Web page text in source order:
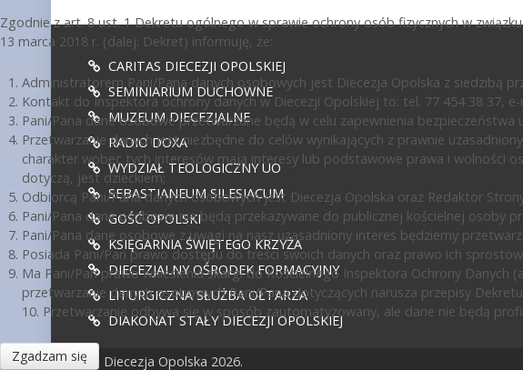
CARITAS DIECEZJI OPOLSKIEJ
SEMINIARIUM DUCHOWNE
MUZEUM DIECEZJALNE
RADIO DOXA
WYDZIAŁ TEOLOGICZNY UO
SEBASTIANEUM SILESIACUM
GOŚĆ OPOLSKI
KSIĘGARNIA ŚWIĘTEGO KRZYŻA
DIECEZJALNY OŚRODEK FORMACYJNY
LITURGICZNA SŁUŻBA OŁTARZA
DIAKONAT STAŁY DIECEZJI OPOLSKIEJ
© Diecezja Opolska 2026.
Zgodnie z art. 8 ust. 1 Dekretu ogólnego w sprawie ochrony osób fizycznych w
13 marca 2018 r. (dalej: Dekret) informuję, że:
Administratorem Pani/Pana danych osobowych jest Diecezja Opolska z siedzibą
Kontakt do Inspektora ochrony danych w Diecezji Opolskiej to: tel. 77 454 38 37, e-
Pani/Pana dane osobowe przetwarzane będą w celu zapewnienia
Przetwarzanie danych jest niezbędne do celów wynikających z prawnie
charakter wobec tych interesów mają interesy lub podstawowe prawa i wolności
dotyczą, jest dzieckiem;
Odbiorcą Pani/Pana danych osobowych jest Diecezja Opolska oraz Redaktor
Pani/Pana dane osobowe nie będą przekazywane do publicznej kościelnej osoby
Pani/Pana dane osobowe z uwagi na nasz uzasadniony interes będziemy
Posiada Pani/Pan prawo dostępu do treści swoich danych oraz prawo ich
Ma Pani/Pan prawo wniesienia skargi do Kościelnego Inspektora Ochrony Danych
przetwarzanie danych osobowych Pani/Pana dotyczących narusza przepisy
10. Przetwarzanie odbywa się w sposób zautomatyzowany, ale dane nie będą
Zgadzam się